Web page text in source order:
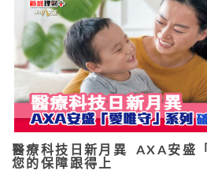
醫療科技日新月異 AXA安盛
您的保障跟得上